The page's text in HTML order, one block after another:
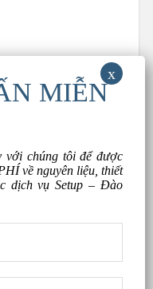
với chúng tôi để được
về nguyên liệu, thiết
dịch vụ Setup – Đào